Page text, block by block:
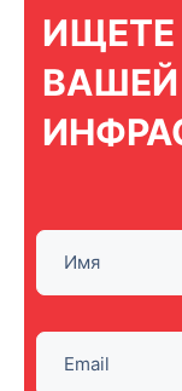
ИЩЕТЕ
ВАШЕЙ